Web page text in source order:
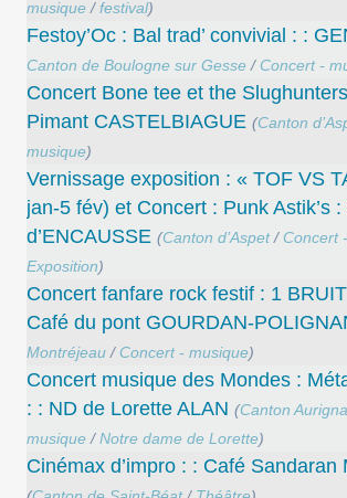
musique/festival)
Festoy’Oc : Bal trad’ convivial : :
Canton de Boulogne sur Gesse/ Concert -
Concert Bone tee et the
Pimant CASTELBIAGUE (Canton
musique)
Vernissage exposition : « TOF VS
jan-5 fév) et Concert : Punk Astik’s
d’ENCAUSSE (Canton d’Aspet/ Concert
Exposition)
Concert fanfare rock festif : 1
Café du pont GOURDAN-
Montréjeau/ Concert - musique)
Concert musique des Mondes :
: : ND de Lorette ALAN (Canton
musique/Notre dame de Lorette)
Cinémax d’impro : : Café Sandaran